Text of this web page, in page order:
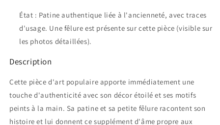
État : Patine authentique liée à l'ancienneté, avec traces
d'usage. Une fêlure est présente sur cette pièce (visible sur
les photos détaillées).
Description
Cette pièce d'art populaire apporte immédiatement une
touche d'authenticité avec son décor étoilé et ses motifs
peints à la main. Sa patine et sa petite fêlure racontent son
histoire et lui donnent ce supplément d'âme propre aux